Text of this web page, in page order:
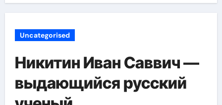
Uncategorised
Никитин Иван Саввич —
выдающийся русский